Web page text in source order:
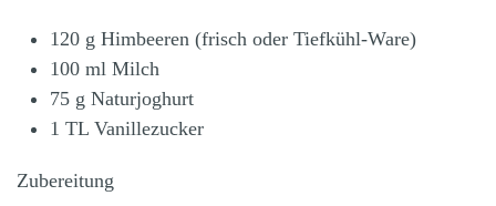
120 g Himbeeren (frisch oder Tiefkühl-Ware)
100 ml Milch
75 g Naturjoghurt
1 TL Vanillezucker
Zubereitung